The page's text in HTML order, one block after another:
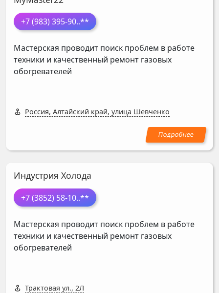
+7 (983) 395-90..**
Мастерская проводит поиск проблем в работе
техники и качественный ремонт газовых
обогревателей
Россия, Алтайский край, улица Шевченко
Индустрия Холода
+7 (3852) 58-10..**
Мастерская проводит поиск проблем в работе
техники и качественный ремонт газовых
обогревателей
Трактовая ул., 2Л